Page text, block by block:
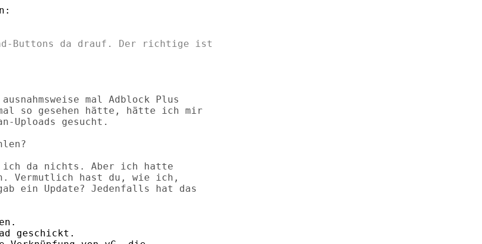
Buttons da drauf. Der richtige ist
mal Adblock Plus
so gesehen hätte, hätte ich mir
Uploads gesucht.
ich da nichts. Aber ich hatte
Vermutlich hast du, wie ich,
ein Update? Jedenfalls hat das
geschickt.